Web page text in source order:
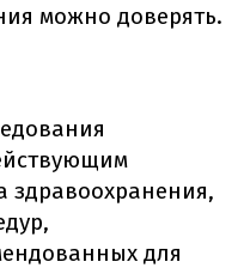
можно доверять.
здравоохранения,
для